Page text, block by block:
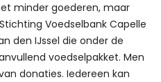
minder goederen, maar
Voedselbank Capelle
den IJssel die onder de
voedselpakket. Men
donaties. Iedereen kan